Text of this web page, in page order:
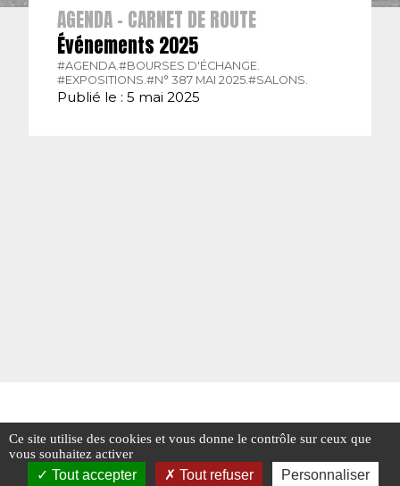
AGENDA - CARNET DE ROUTE
Événements 2025
#AGENDA. #BOURSES D'ÉCHANGE.
#EXPOSITIONS. #N° 387 MAI 2025. #SALONS.
Publié le : 5 mai 2025
Ce site utilise des cookies et vous donne le contrôle sur ceux que
vous souhaitez activer
Tout accepter Tout refuser Personnaliser